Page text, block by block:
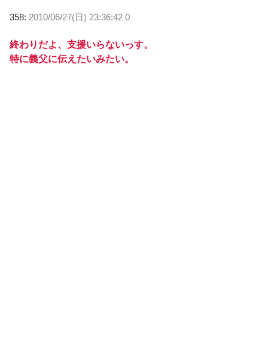
358: 2010/06/27(日) 23:36:42 0
終わりだよ、支援いらないっす。
特に義父に伝えたいみたい。